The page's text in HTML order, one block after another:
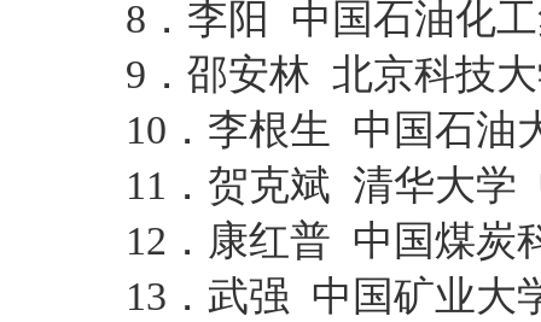
8．李阳 中国石油化
9．邵安林 北京科技
10．李根生 中国石油
11．贺克斌 清华大学
12．康红普 中国煤炭
13．武强 中国矿业大